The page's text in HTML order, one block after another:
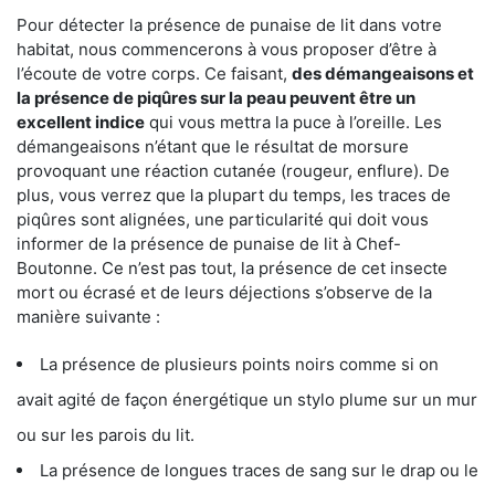
Pour détecter la présence de punaise de lit dans votre
habitat, nous commencerons à vous proposer d’être à
l’écoute de votre corps. Ce faisant, des démangeaisons et
la présence de piqûres sur la peau peuvent être un
excellent indice qui vous mettra la puce à l’oreille. Les
démangeaisons n’étant que le résultat de morsure
provoquant une réaction cutanée (rougeur, enflure). De
plus, vous verrez que la plupart du temps, les traces de
piqûres sont alignées, une particularité qui doit vous
informer de la présence de punaise de lit à Chef-
Boutonne. Ce n’est pas tout, la présence de cet insecte
mort ou écrasé et de leurs déjections s’observe de la
manière suivante :
La présence de plusieurs points noirs comme si on
avait agité de façon énergétique un stylo plume sur un mur
ou sur les parois du lit.
La présence de longues traces de sang sur le drap ou le